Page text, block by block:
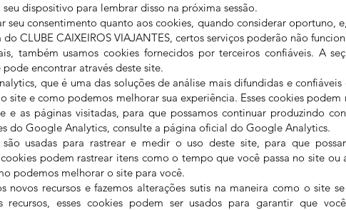
dispositivo para lembrar disso na próxima sessão.
seu consentimento quanto aos cookies, quando considerar oportuno,
CLUBE CAIXEIROS VIAJANTES, certos serviços poderão não
também usamos cookies fornecidos por terceiros confiáveis. A
encontrar através deste site.
que é uma das soluções de análise mais difundidas e
site e como podemos melhorar sua experiência. Esses cookies
e as páginas visitadas, para que possamos continuar produzindo
do Google Analytics, consulte a página oficial do Google Analytics.
são usadas para rastrear e medir o uso deste site, para que
podem rastrear itens como o tempo que você passa no site ou
podemos melhorar o site para você.
novos recursos e fazemos alterações sutis na maneira como o site
recursos, esses cookies podem ser usados para garantir que